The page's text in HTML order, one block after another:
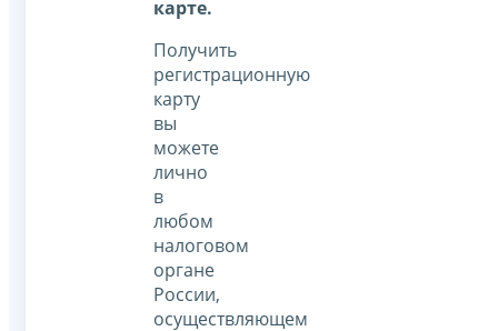
карте.
Получить
регистрационную
карту
вы
можете
лично
в
любом
налоговом
органе
России,
осуществляющем